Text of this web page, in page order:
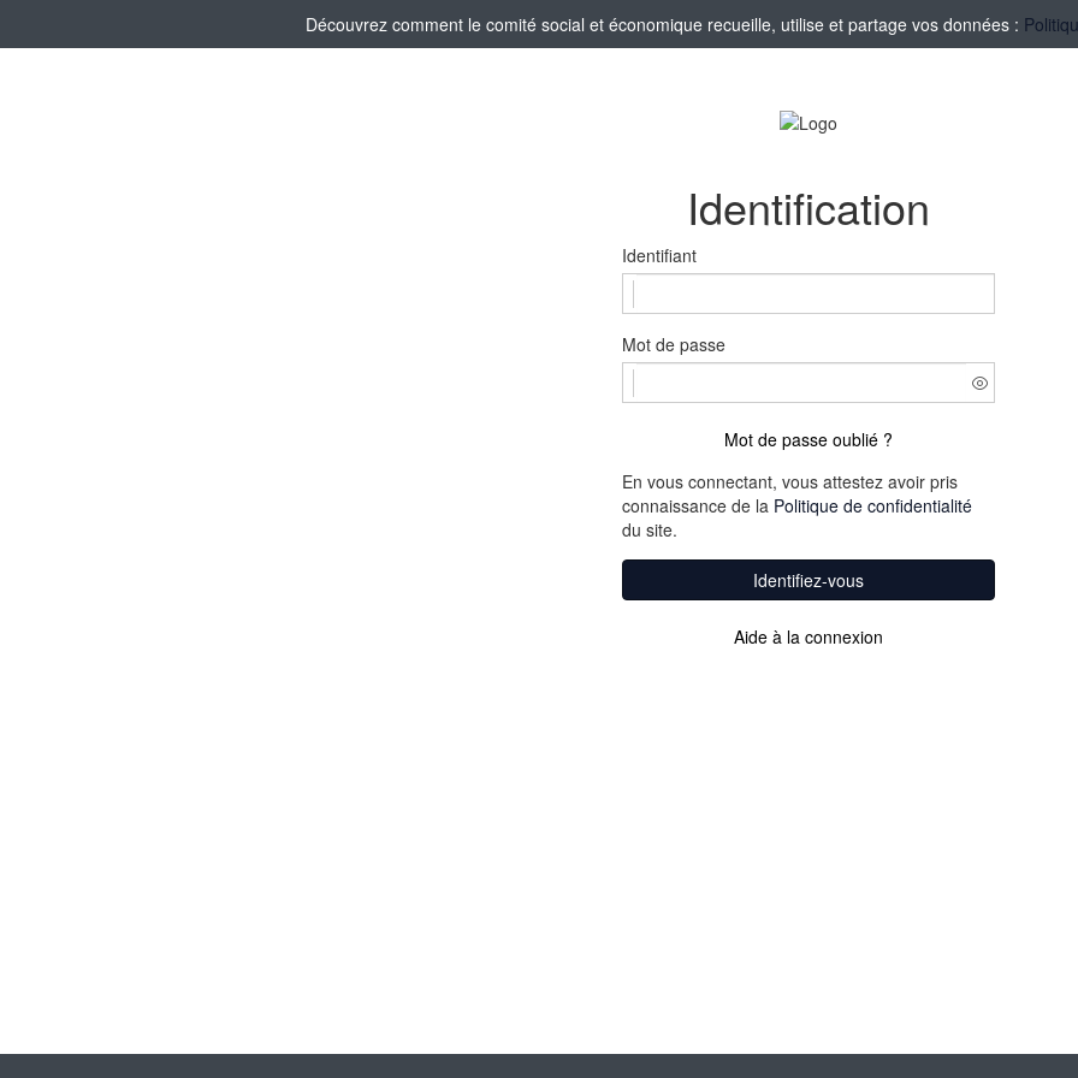
Découvrez comment le comité social et économique recueille, utilise et partage vos données :
Identification
Identifiant
Mot de passe
Mot de passe oublié ?
En vous connectant, vous attestez avoir pris
connaissance de la Politique de confidentialité
du site.
Identifiez-vous
Aide à la connexion